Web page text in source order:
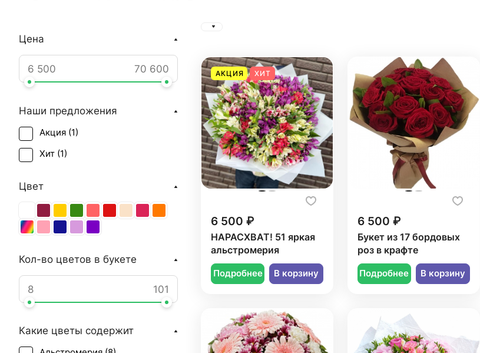
АКЦИЯ ХИТ
6 500 ₽
НАРАСХВАТ! 51 яркая
альстромерия
Подробнее В корзину
6 500 ₽
Букет из 17 бордовых
роз в крафте
Подробнее В корзину
Цена
Наши предложения
Акция (1)
Хит (1)
Цвет
Кол-во цветов в букете
Какие цветы содержит